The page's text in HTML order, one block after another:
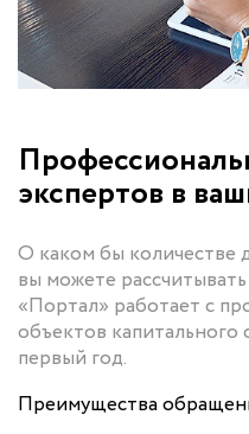
экспертов в
О каком бы количестве
вы можете
«Портал» работает с
объектов капитального
первый год.
Преимущества